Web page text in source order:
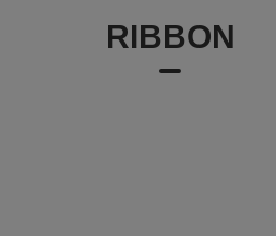
RIBBON